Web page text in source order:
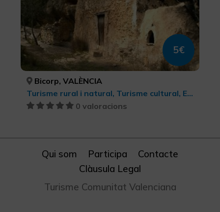
5€
Bicorp, VALÈNCIA
Turisme rural i natural, Turisme cultural, Ecoturisme
0 valoracions
Qui som Participa
Contacte
Clàusula Legal
Turisme Comunitat Valenciana